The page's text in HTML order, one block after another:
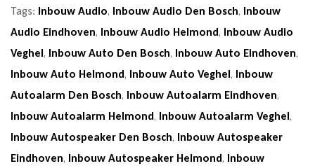
Tags: Inbouw Audio, Inbouw Audio Den Bosch, Inbouw
Audio Eindhoven, Inbouw Audio Helmond, Inbouw Audio
Veghel, Inbouw Auto Den Bosch, Inbouw Auto Eindhoven,
Inbouw Auto Helmond, Inbouw Auto Veghel, Inbouw
Autoalarm Den Bosch, Inbouw Autoalarm Eindhoven,
Inbouw Autoalarm Helmond, Inbouw Autoalarm Veghel,
Inbouw Autospeaker Den Bosch, Inbouw Autospeaker
Eindhoven, Inbouw Autospeaker Helmond, Inbouw